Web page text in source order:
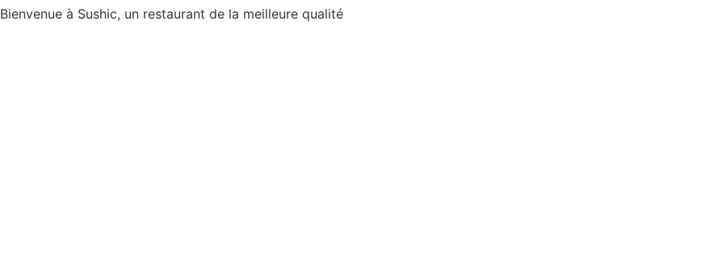
Bienvenue à Sushic, un restaurant de la meilleure qualité